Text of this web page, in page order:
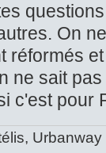
On
réformés
ne sait
c'est pour
Urbanway